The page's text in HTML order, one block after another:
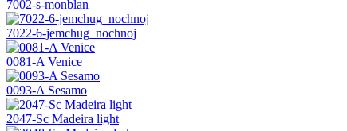
7002-s-monblan
7022-6-jemchug_nochnoj
0081-A Venice
0093-A Sesamo
2047-Sc Madeira light